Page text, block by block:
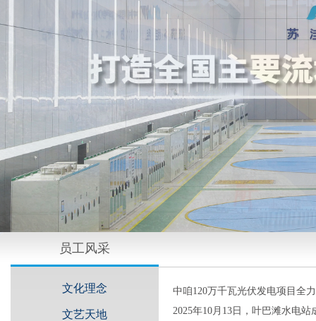
员工风采
文化理念
文艺天地
中咱120万千瓦光伏发电项目全
2025年10月13日，叶巴滩水电